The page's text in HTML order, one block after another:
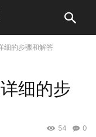
细的步骤和解答
细的步
0
54